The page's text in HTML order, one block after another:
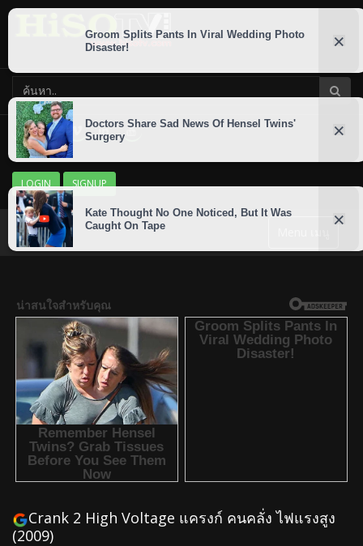
LOGIN SIGNUP
Crank 2 High Voltage แครงก์ คนคลั่ง ไฟแรงสูง
(2009)